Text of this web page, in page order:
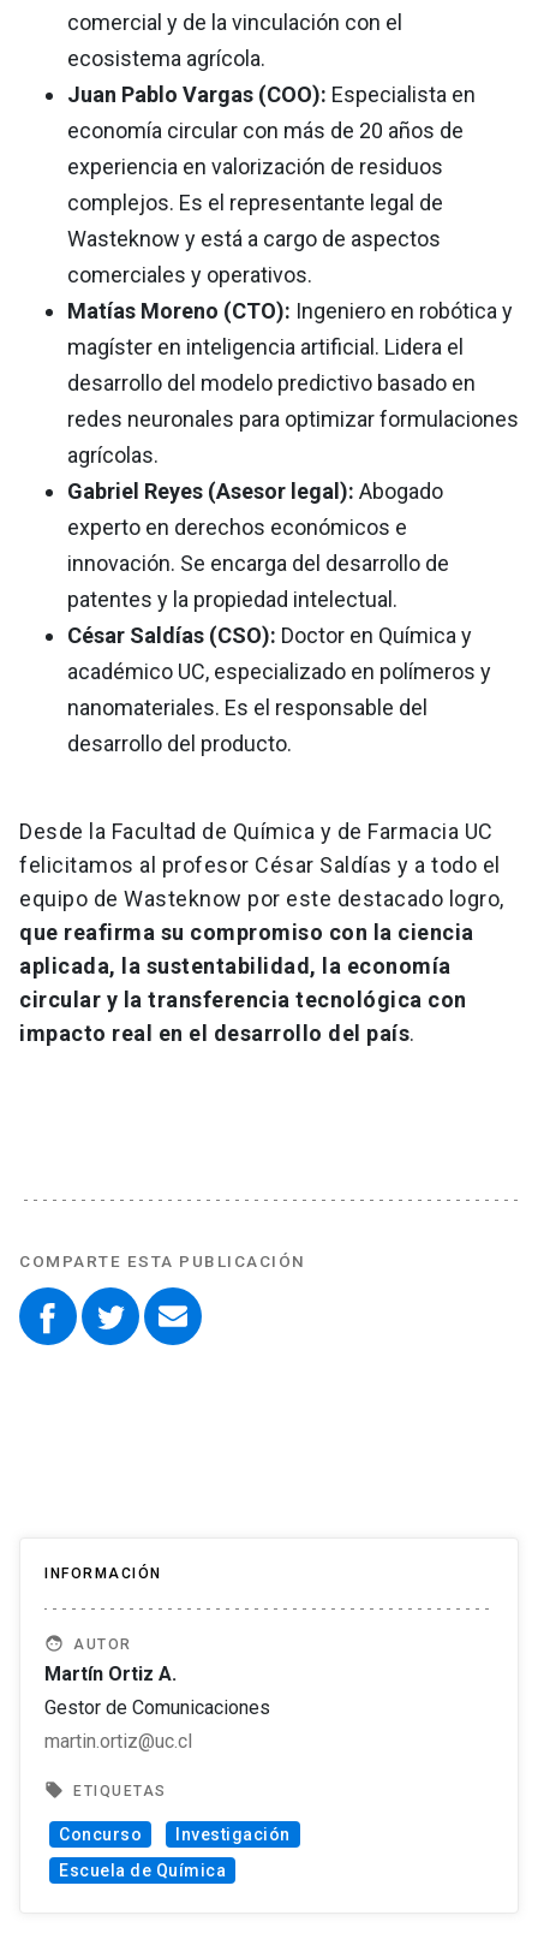
comercial y de la vinculación con el
ecosistema agrícola.
Juan Pablo Vargas (COO): Especialista en
economía circular con más de 20 años de
experiencia en valorización de residuos
complejos. Es el representante legal de
Wasteknow y está a cargo de aspectos
comerciales y operativos.
Matías Moreno (CTO): Ingeniero en robótica y
magíster en inteligencia artificial. Lidera el
desarrollo del modelo predictivo basado en
redes neuronales para optimizar formulaciones
agrícolas.
Gabriel Reyes (Asesor legal): Abogado
experto en derechos económicos e
innovación. Se encarga del desarrollo de
patentes y la propiedad intelectual.
César Saldías (CSO): Doctor en Química y
académico UC, especializado en polímeros y
nanomateriales. Es el responsable del
desarrollo del producto.
Desde la Facultad de Química y de Farmacia UC
felicitamos al profesor César Saldías y a todo el
equipo de Wasteknow por este destacado logro,
que reafirma su compromiso con la ciencia
aplicada, la sustentabilidad, la economía
circular y la transferencia tecnológica con
impacto real en el desarrollo del país.
COMPARTE ESTA PUBLICACIÓN
INFORMACIÓN
face AUTOR
Martín Ortiz A.
Gestor de Comunicaciones
martin.ortiz@uc.cl
local_offer ETIQUETAS
Concurso
Investigación
Escuela de Química